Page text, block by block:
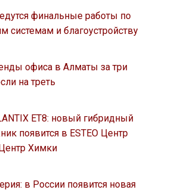
финальные работы по
системам и благоустройству
офиса в Алматы за три
на треть
ET8: новый гибридный
появится в ESTEO Центр
Химки
в России появится новая